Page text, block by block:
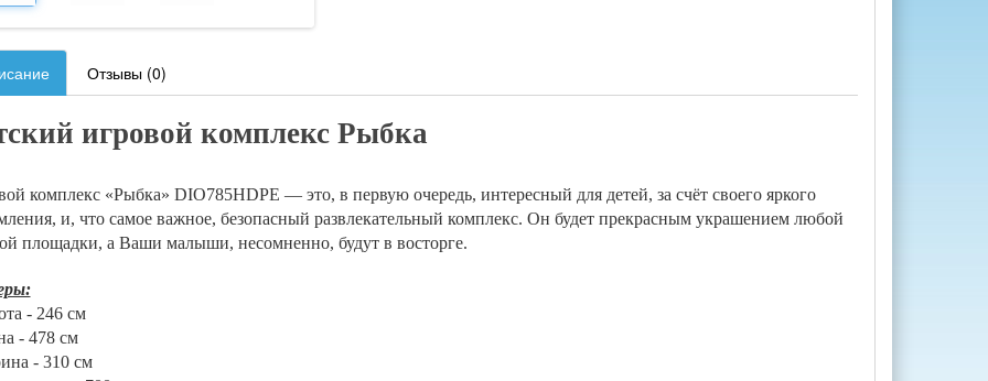
Отзывы (0)
игровой комплекс Рыбка
комплекс «Рыбка» DIO785HDPE — это, в первую очередь, интересный для детей, за счёт своего яркого
и, что самое важное, безопасный развлекательный комплекс. Он будет прекрасным украшением любой
площадки, а Ваши малыши, несомненно, будут в восторге.
- 246 см
- 478 см
- 310 см